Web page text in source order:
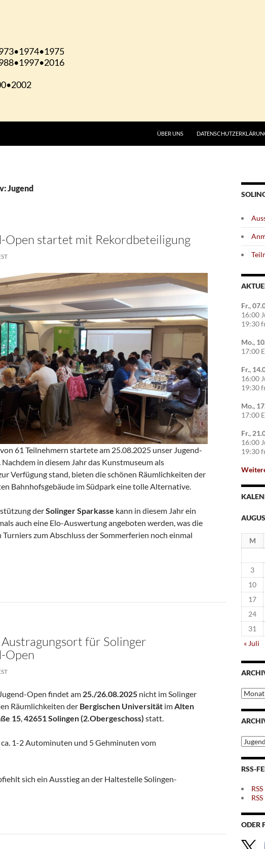
ÜBER UNS
Jugend
Open startet mit Rekordbeteiligung
61 Teilnehmern startete am 25.08.2025 unser Jugend-
in diesem Jahr das Kunstmuseum als
Verfügung stand, bieten die schönen Räumlichkeiten der
Bahnhofsgebäude im Südpark eine tolle Alternative.
derSolinger Sparkasse kann in diesem Jahr ein
auch eine Elo-Auswertung angeboten werden, was die
zum Abschluss der Sommerferien noch einmal
Mit Rekordbeteiligung
für Solinger
Open
Open findet am 25./26.08.2025 nicht im Solinger
Räumlichkeiten der Bergischen Universität imAlten
15,42651 Solingen (2.Obergeschoss) statt.
1-2 Autominuten und 5 Gehminuten vom
sich ein Ausstieg an der Haltestelle Solingen-
Fr.,
16:00
19:30
Mo.,
17:00
Fr.,
16:00
19:30
Mo.,
17:00
Fr.,
16:00
19:30
M
3
10
17
24
31
« Juli
Archiv
nach
Archiv
nach
RSS-
ODER